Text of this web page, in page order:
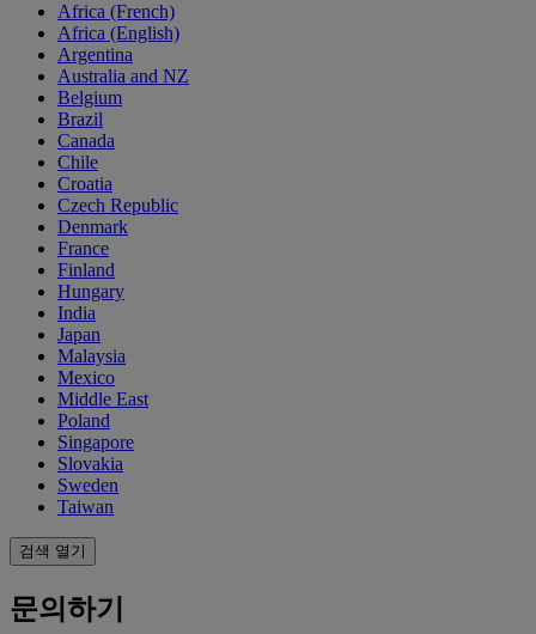
Africa (French)
Africa (English)
Argentina
Australia and NZ
Belgium
Brazil
Canada
Chile
Croatia
Czech Republic
Denmark
France
Finland
Hungary
India
Japan
Malaysia
Mexico
Middle East
Poland
Singapore
Slovakia
Sweden
Taiwan
검색 열기
문의하기